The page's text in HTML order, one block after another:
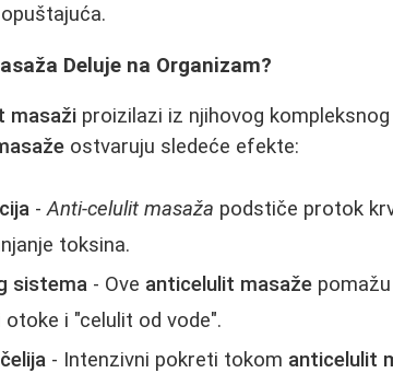
Deluje na Organizam?
masaži proizilazi iz njihovog
ostvaruju sledeće efekte:
-Anti-celulit masaža podstiče protok
toksina.
sistema - Ove anticelulit masaže
i "celulit od vode".
- Intenzivni pokreti tokom anticelulit